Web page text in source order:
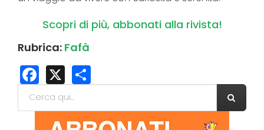
Scopri di più, abbonati alla rivista!
Rubrica: Fafà
Facebook
X
Form di ricerca